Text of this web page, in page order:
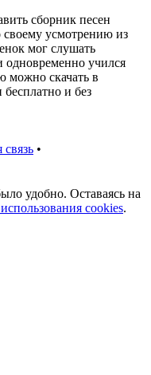
сборник песен
усмотрению из
мог слушать
одновременно учился
скачать в
и без
связь •
удобно. Оставаясь на
cookies.